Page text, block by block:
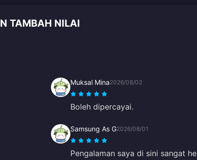
TAMBAH NILAI
Muksal Mina2026/08/02
Boleh dipercayai.
Samsung As G2026/08/01
Pengalaman saya di sini sangat